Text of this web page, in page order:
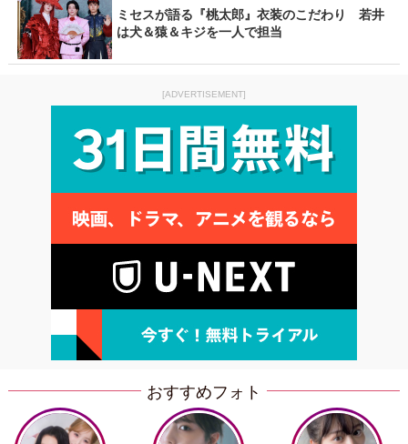
ミセスが語る『桃太郎』衣装のこだわり 若井
は犬＆猿＆キジを一人で担当
[ADVERTISEMENT]
おすすめフォト